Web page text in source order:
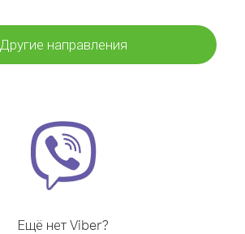
Другие направления
Ещё нет Viber?